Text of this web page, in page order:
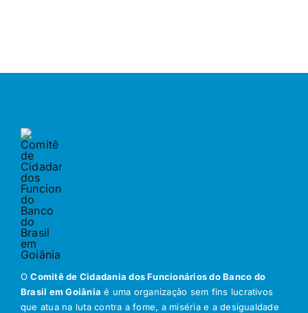
OComitê de Cidadania dos Funcionários do Banco do
Brasil em Goiânia é uma organização sem fins lucrativos
que atua na luta contra a fome, a miséria e a desigualdade